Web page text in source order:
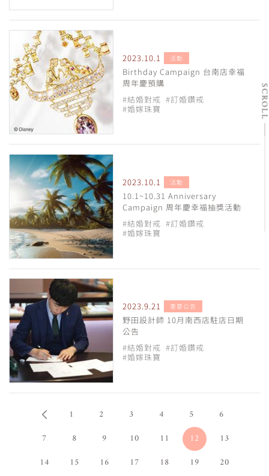
2023.10.1 活動
Birthday Campaign 台南店幸福
周年慶預購
#結婚對戒 #訂婚鑽戒
#婚嫁珠寶
2023.10.1 活動
10.1~10.31 Anniversary
Campaign 周年慶幸福抽獎活動
#結婚對戒 #訂婚鑽戒
#婚嫁珠寶
2023.9.21 重要公告
野田設計師 10月南西店駐店日期
公告
#結婚對戒 #訂婚鑽戒
#婚嫁珠寶
1 2 3 4 5
6
7
8 9 10 11 12
13
14
15 16 17 18 19
20